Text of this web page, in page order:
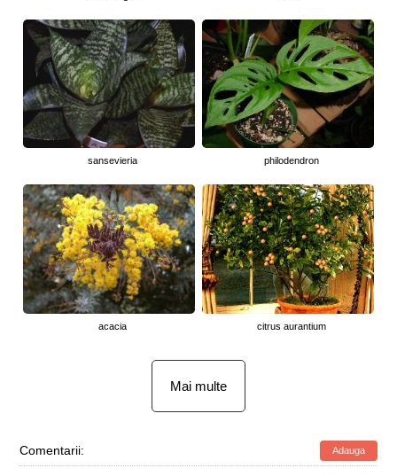
sansevieria philodendron
acacia citrus aurantium
Mai multe
Comentarii: Adauga